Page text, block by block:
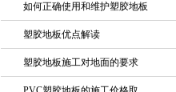
如何正确使用和维护塑胶地板
塑胶地板优点解读
塑胶地板施工对地面的要求